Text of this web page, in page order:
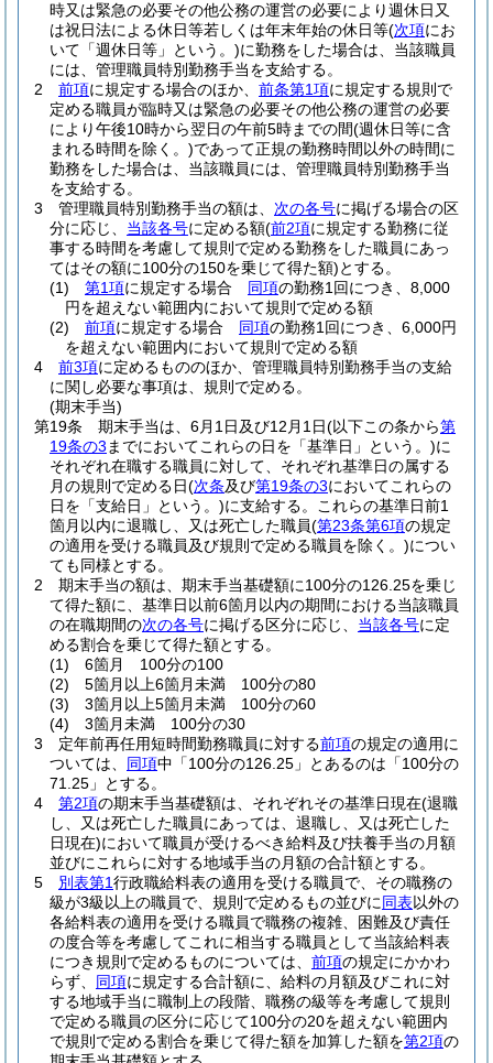
時又は緊急の必要その他公務の運営の必要により週休日又
は祝日法による休日等若しくは年末年始の休日等(次項にお
いて「週休日等」という。)に勤務をした場合は、当該職員
には、管理職員特別勤務手当を支給する。
2
前項に規定する場合のほか、 前条第1項に規定する規則で
定める職員が臨時又は緊急の必要その他公務の運営の必要
により午後10時から翌日の午前5時までの間(週休日等に含
まれる時間を除く。)であって正規の勤務時間以外の時間に
勤務をした場合は、当該職員には、管理職員特別勤務手当
を支給する。
3
管理職員特別勤務手当の額は、 次の各号に掲げる場合の区
分に応じ、 当該各号に定める額(前2項に規定する勤務に従
事する時間を考慮して規則で定める勤務をした職員にあっ
てはその額に100分の150を乗じて得た額)とする。
(1)
第1項に規定する場合 同項の勤務1回につき、8,000
円を超えない範囲内において規則で定める額
(2)
前項に規定する場合 同項の勤務1回につき、6,000円
を超えない範囲内において規則で定める額
4
前3項に定めるもののほか、管理職員特別勤務手当の支給
に関し必要な事項は、規則で定める。
(期末手当)
第19条
期末手当は、6月1日及び12月1日(以下この条から第
19条の3 までにおいてこれらの日を「基準日」という。)に
それぞれ在職する職員に対して、それぞれ基準日の属する
月の規則で定める日(次条及び第19条の3においてこれらの
日を「支給日」という。)に支給する。
これらの基準日前1
箇月以内に退職し、又は死亡した職員(第23条第6項の規定
の適用を受ける職員及び規則で定める職員を除く。)につい
ても同様とする。
2
期末手当の額は、期末手当基礎額に100分の126.25を乗じ
て得た額に、基準日以前6箇月以内の期間における当該職員
の在職期間の次の各号に掲げる区分に応じ、 当該各号に定
める割合を乗じて得た額とする。
(1)
6箇月 100分の100
(2)
5箇月以上6箇月未満 100分の80
(3)
3箇月以上5箇月未満 100分の60
(4)
3箇月未満 100分の30
3
定年前再任用短時間勤務職員に対する前項の規定の適用に
ついては、 同項中「100分の126.25」とあるのは「100分の
71.25」とする。
4
第2項の期末手当基礎額は、それぞれその基準日現在(退職
し、又は死亡した職員にあっては、退職し、又は死亡した
日現在)において職員が受けるべき給料及び扶養手当の月額
並びにこれらに対する地域手当の月額の合計額とする。
5
別表第1行政職給料表の適用を受ける職員で、その職務の
級が3級以上の職員で、規則で定めるもの並びに同表以外の
各給料表の適用を受ける職員で職務の複雑、困難及び責任
の度合等を考慮してこれに相当する職員として当該給料表
につき規則で定めるものについては、 前項の規定にかかわ
らず、 同項に規定する合計額に、給料の月額及びこれに対
する地域手当に職制上の段階、職務の級等を考慮して規則
で定める職員の区分に応じて100分の20を超えない範囲内
で規則で定める割合を乗じて得た額を加算した額を第2項の